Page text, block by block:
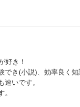
好き！
でき(小説)、効率良く
速いです。